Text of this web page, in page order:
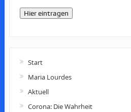
Hier eintragen
Start
Maria Lourdes
Aktuell
Corona: Die Wahrheit